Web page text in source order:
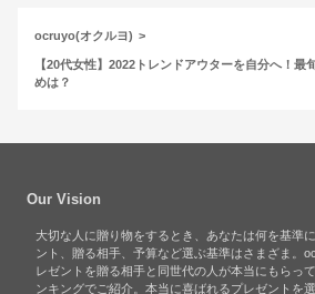
ocruyo(オクルヨ)
【20代女性】2022トレンドアウターを自分へ！最
めは？
Our Vision
大切な人に贈り物をするとき、あなたは何を基準
ント、贈る相手、予算など選ぶ基準はさまざま。
レゼントを贈る相手と同世代の人が本当にもらっ
ンキングでご紹介。本当に喜ばれるプレゼントを